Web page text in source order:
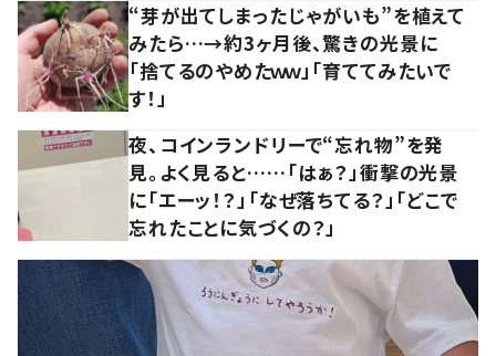
“芽が出てしまったじゃがいも”を植えて
みたら…→約3ヶ月後、驚きの光景に
「捨てるのやめたｗｗ」「育ててみたいで
す！」
夜、コインランドリーで“忘れ物”を発
見。よく見ると……「はぁ？」衝撃の光景
に「エーッ！？」「なぜ落ちてる？」「どこで
忘れたことに気づくの？」